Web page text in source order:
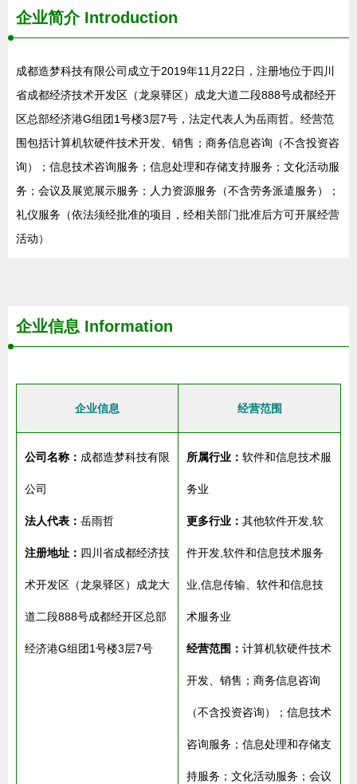
企业简介Introduction
成都造梦科技有限公司成立于2019年11月22日，注册地位于四川
省成都经济技术开发区（龙泉驿区）成龙大道二段888号成都经开
区总部经济港G组团1号楼3层7号，法定代表人为岳雨哲。经营范
围包括计算机软硬件技术开发、销售；商务信息咨询（不含投资咨
询）；信息技术咨询服务；信息处理和存储支持服务；文化活动服
务；会议及展览展示服务；人力资源服务（不含劳务派遣服务）；
礼仪服务（依法须经批准的项目，经相关部门批准后方可开展经营
活动）
企业信息 Information
企业信息 经营范围
公司名称： 成都造梦科技有限
公司
法人代表： 岳雨哲
注册地址： 四川省成都经济技
术开发区（龙泉驿区）成龙大
道二段888号成都经开区总部
经济港G组团1号楼3层7号
所属行业： 软件和信息技术服
务业
更多行业： 其他软件开发,软
件开发,软件和信息技术服务
业,信息传输、软件和信息技
术服务业
经营范围： 计算机软硬件技术
开发、销售；商务信息咨询
（不含投资咨询）；信息技术
咨询服务；信息处理和存储支
持服务；文化活动服务；会议